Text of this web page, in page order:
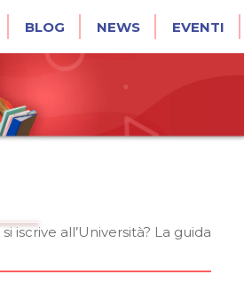
BLOG NEWS EVENTI
iscrive all’Università? La guida